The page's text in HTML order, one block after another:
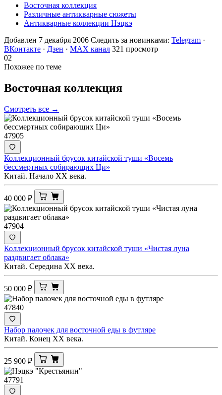
Восточная коллекция
Различные антикварные сюжеты
Антикварные коллекции Нэцкэ
Добавлен 7 декабря 2006 Следить за новинками: Telegram ·
ВКонтакте · Дзен · MAX канал 321 просмотр
02
Похожее по теме
Восточная коллекция
Смотреть все →
47905
Коллекционный брусок китайской туши «Восемь
бессмертных собирающих Ци»
Китай. Начало XX века.
40 000 ₽
47904
Коллекционный брусок китайской туши «Чистая луна
раздвигает облака»
Китай. Середина ХХ века.
50 000 ₽
47840
Набор палочек для восточной еды в футляре
Китай. Конец ХХ века.
25 900 ₽
47791